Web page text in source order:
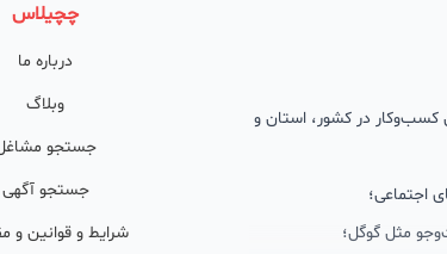
شغل کسب‌وکار در کشور، استان و
اجتماعی؛
مثل گوگل؛
چچیلاس
درباره ما
وبلاگ
جستجو
جستجو آگهی
شرایط و قوانین و